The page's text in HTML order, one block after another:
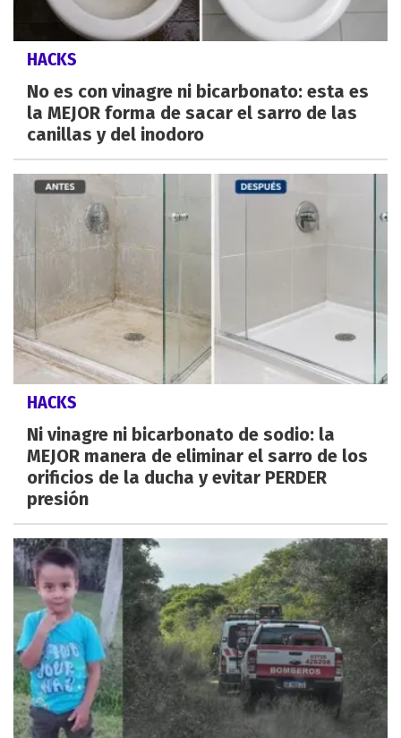
HACKS
No es con vinagre ni bicarbonato: esta es
la MEJOR forma de sacar el sarro de las
canillas y del inodoro
HACKS
Ni vinagre ni bicarbonato de sodio: la
MEJOR manera de eliminar el sarro de los
orificios de la ducha y evitar PERDER
presión